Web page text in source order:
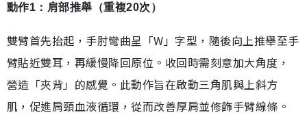
動作1：肩部推舉（重複20次）
雙臂首先抬起，手肘彎曲呈「W」字型，隨後向上推舉至手
臂貼近雙耳，再緩慢降回原位。收回時需刻意加大角度，
營造「夾背」的感覺。此動作旨在啟動三角肌與上斜方
肌，促進肩頸血液循環，從而改善厚肩並修飾手臂線條。